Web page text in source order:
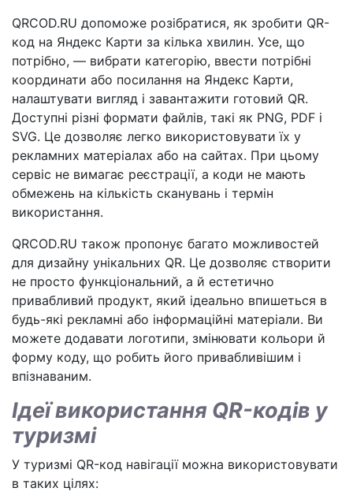
QRCOD.RU допоможе розібратися, як зробити QR-
код на Яндекс Карти за кілька хвилин. Усе, що
потрібно, — вибрати категорію, ввести потрібні
координати або посилання на Яндекс Карти,
налаштувати вигляд і завантажити готовий QR.
Доступні різні формати файлів, такі як PNG, PDF і
SVG. Це дозволяє легко використовувати їх у
рекламних матеріалах або на сайтах. При цьому
сервіс не вимагає реєстрації, а коди не мають
обмежень на кількість сканувань і термін
використання.
QRCOD.RU також пропонує багато можливостей
для дизайну унікальних QR. Це дозволяє створити
не просто функціональний, а й естетично
привабливий продукт, який ідеально впишеться в
будь-які рекламні або інформаційні матеріали. Ви
можете додавати логотипи, змінювати кольори й
форму коду, що робить його привабливішим і
впізнаваним.
Ідеї використання QR-кодів у
туризмі
У туризмі QR-код навігації можна використовувати
в таких цілях: